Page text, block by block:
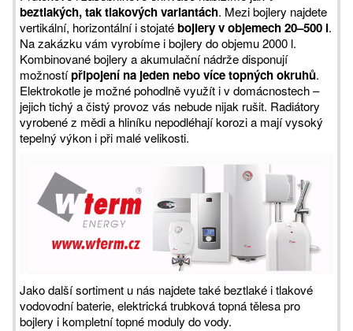
beztlakých, tak tlakových variantách. Mezi bojlery najdete
vertikální, horizontální i stojatébojlery v objemech 20–500 l.
Na zakázku vám vyrobíme i bojlery do objemu 2000 l.
Kombinované bojlery a akumulační nádrže disponují
možnostípřipojení na jeden nebo více topných okruhů.
Elektrokotle je možné pohodlně využít i v domácnostech –
jejich tichý a čistý provoz vás nebude nijak rušit. Radiátory
vyrobené z mědi a hliníku nepodléhají korozi a mají vysoký
tepelný výkon i při malé velikosti.
Jako další sortiment u nás najdete také beztlaké i tlakové
vodovodní baterie, elektrická trubková topná tělesa pro
bojlery i kompletní topné moduly do vody.